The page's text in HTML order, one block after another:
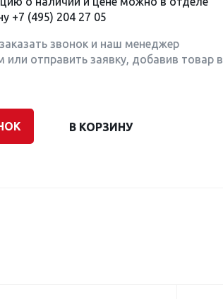
+7 (495) 204 27 05
звонок и наш менеджер
или отправить заявку, добавив товар в
В КОРЗИНУ